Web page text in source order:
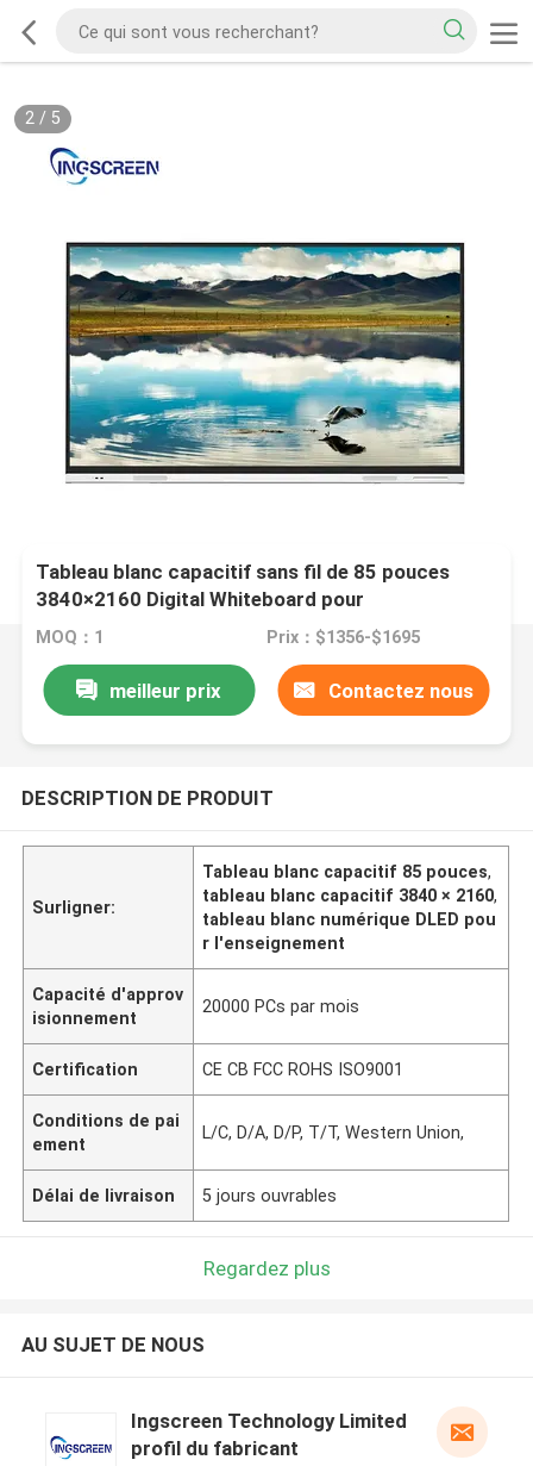
2/ 5
Tableau blanc capacitif sans fil de 85 pouces
3840×2160 Digital Whiteboard pour
l'enseignement
MOQ：1 Prix：$1356-$1695
meilleur prix Contactez nous
DESCRIPTION DE PRODUIT
Surligner:
Tableau blanc capacitif 85 pouces,
tableau blanc capacitif 3840 × 2160,
tableau blanc numérique DLED pou
r l'enseignement
Capacité d'approv
isionnement
20000 PCs par mois
Certification CE CB FCC ROHS ISO9001
Conditions de pai
ement
L/C, D/A, D/P, T/T, Western Union,
Délai de livraison 5 jours ouvrables
Regardez plus
AU SUJET DE NOUS
Ingscreen Technology Limited
profil du fabricant